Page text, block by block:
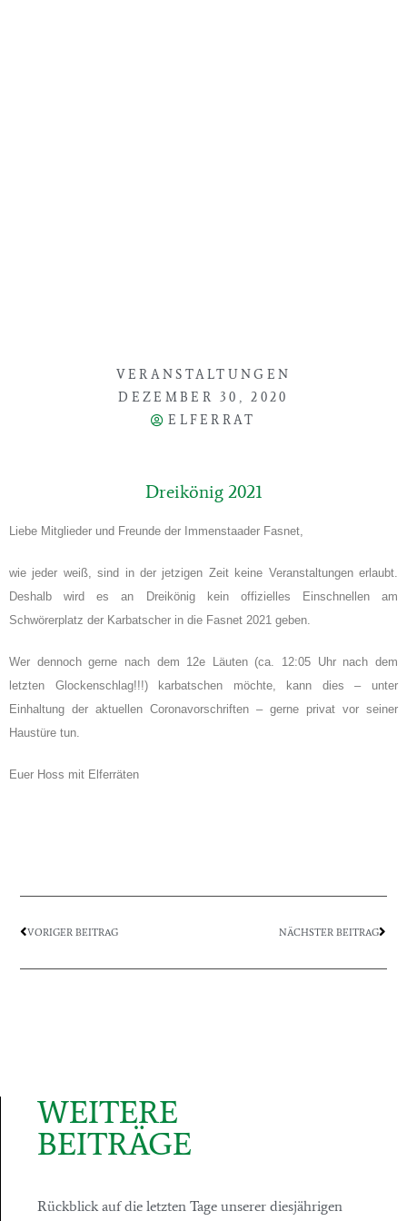
VERANSTALTUNGEN
DEZEMBER 30, 2020
ELFERRAT
Dreikönig 2021
Liebe Mitglieder und Freunde der Immenstaader Fasnet,
wie jeder weiß, sind in der jetzigen Zeit keine Veranstaltungen erlaubt.
Deshalb wird es an Dreikönig kein offizielles Einschnellen am
Schwörerplatz der Karbatscher in die Fasnet 2021 geben.
Wer dennoch gerne nach dem 12e Läuten (ca. 12:05 Uhr nach dem
letzten Glockenschlag!!!) karbatschen möchte, kann dies – unter
Einhaltung der aktuellen Coronavorschriften – gerne privat vor seiner
Haustüre tun.
Euer Hoss mit Elferräten
VORIGER BEITRAG NÄCHSTER BEITRAG
WEITERE
BEITRÄGE
Rückblick auf die letzten Tage unserer diesjährigen